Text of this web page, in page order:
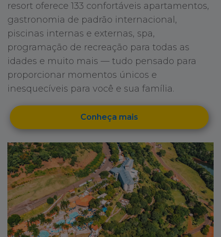
resort oferece 133 confortáveis apartamentos,
gastronomia de padrão internacional,
piscinas internas e externas, spa,
programação de recreação para todas as
idades e muito mais — tudo pensado para
proporcionar momentos únicos e
inesquecíveis para você e sua família.
Conheça mais